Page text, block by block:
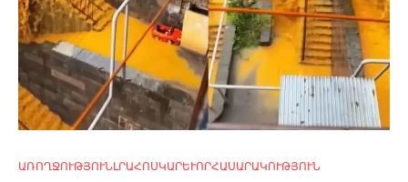
ԱՌՈՂՋՈՒԹՅՈՒՆԼՐԱՀՈՍԿԱՐԵՒՈՐ ՀԱՍԱՐԱԿՈՒԹՅՈՒՆ